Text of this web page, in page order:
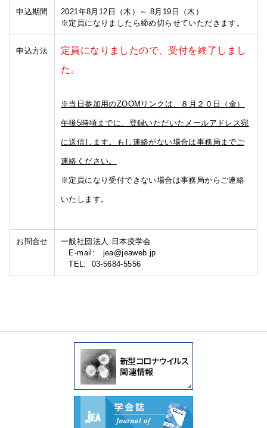
申込期間
2021年8月12日（木）～ 8月19日（木）
※定員になりましたら締め切らせていただきます。
申込方法
定員になりましたので、受付を終了しまし
た。
※当日参加用のZOOMリンクは、８月２０日（金）
午後5時頃までに、登録いただいたメールアドレス宛
に送信します。もし連絡がない場合は事務局までご
連絡ください。
※定員になり受付できない場合は事務局からご連絡
いたします。
お問合せ
一般社団法人 日本疫学会
E-mail: jea@jeaweb.jp
TEL: 03-5684-5556